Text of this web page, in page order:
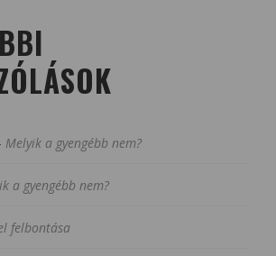
Melyik a gyengébb nem?
a gyengébb nem?
felbontása